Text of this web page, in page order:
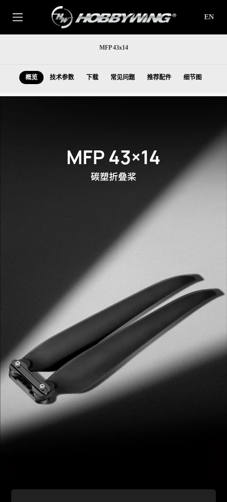
EN
MFP 43x14
概览 技术参数 下载 常见问题 推荐配件 细节图
MFP 43×14
碳塑折叠桨